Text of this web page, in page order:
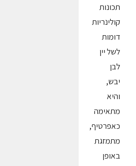
תכונות
קולינריות
דומות
לשל יין
לבן
יבש,
והיא
מתאימה
כאפרטיף,
מתמזגת
באופן